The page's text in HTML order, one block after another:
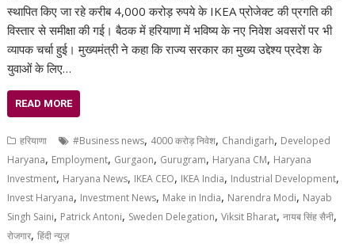
स्थापित किए जा रहे करीब 4,000 करोड़ रुपये के IKEA प्रोजेक्ट की प्रगति की
विस्तार से समीक्षा की गई। बैठक में हरियाणा में भविष्य के नए निवेश अवसरों पर भी
व्यापक चर्चा हुई। मुख्यमंत्री ने कहा कि राज्य सरकार का मुख्य उद्देश्य प्रदेश के
युवाओं के लिए…
READ MORE
हरियाणा #Business news, 4000 करोड़ निवेश, Chandigarh, Developed
Haryana, Employment, Gurgaon, Gurugram, Haryana CM, Haryana
Investment, Haryana News, IKEA CEO, IKEA India, Industrial Development,
Invest Haryana, Investment News, Make in India, Narendra Modi, Nayab
Singh Saini, Patrick Antoni, Sweden Delegation,Viksit Bharat,नायब सिंह सैनी,
रोजगार,हिंदी न्यूज़